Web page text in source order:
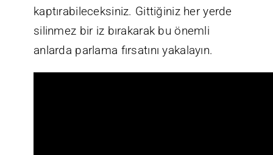
kaptırabileceksiniz. Gittiğiniz her yerde
silinmez bir iz bırakarak bu önemli
anlarda parlama fırsatını yakalayın.